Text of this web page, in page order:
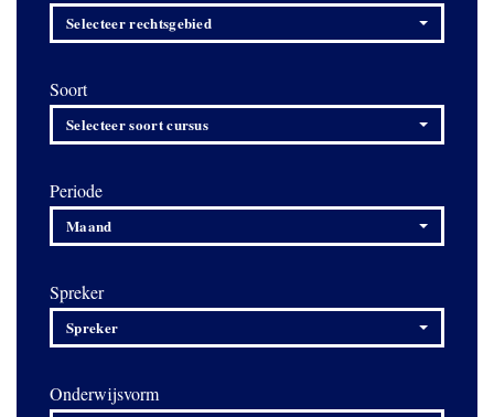
Selecteer rechtsgebied
Soort
Selecteer soort cursus
Periode
Maand
Spreker
Spreker
Onderwijsvorm